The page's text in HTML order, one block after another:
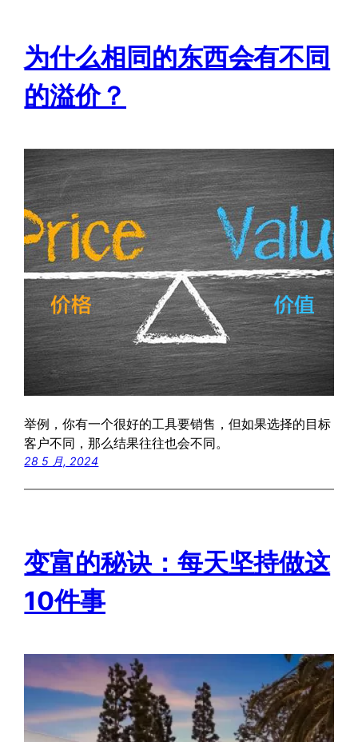
为什么相同的东西会有不同
的溢价？
举例，你有一个很好的工具要销售，但如果选择的目标
客户不同，那么结果往往也会不同。
28 5 月, 2024
变富的秘诀：每天坚持做这
10件事